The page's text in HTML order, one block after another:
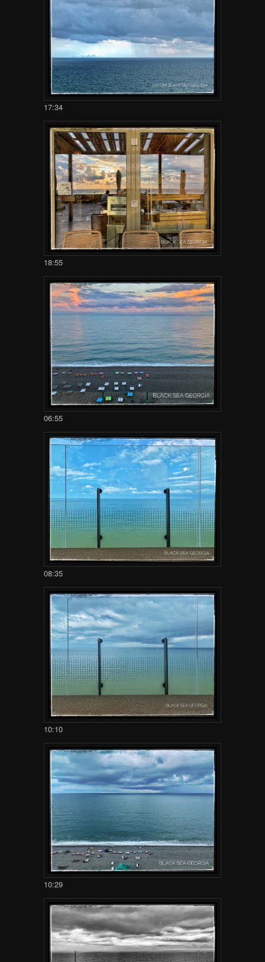
17:34
18:55
06:55
08:35
10:10
10:29